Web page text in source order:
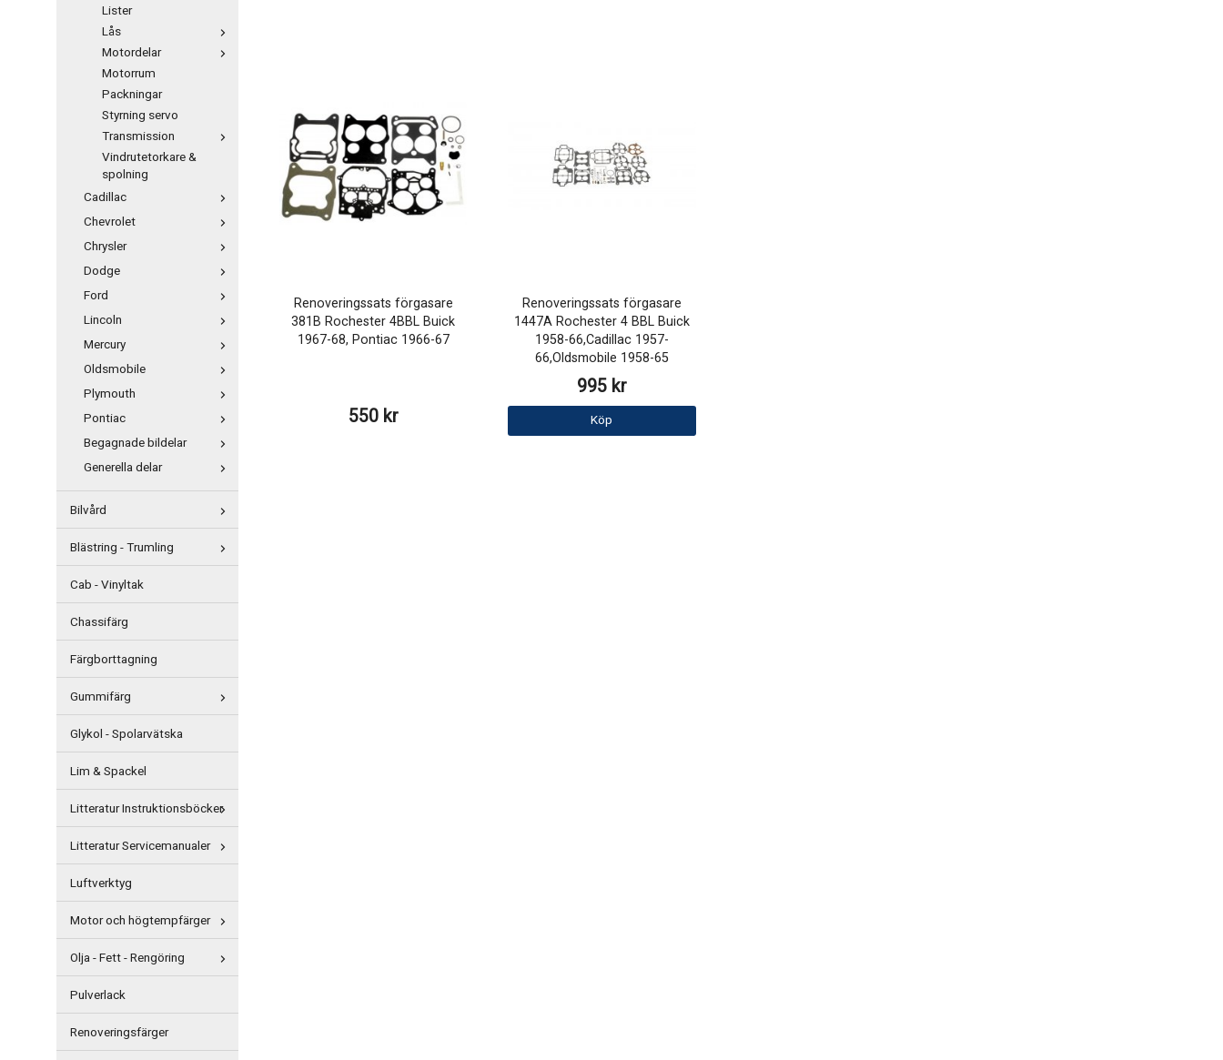
Lister
Lås
Motordelar
Motorrum
Packningar
Styrning servo
Transmission
Vindrutetorkare &
spolning
Cadillac
Chevrolet
Chrysler
Dodge
Ford
Lincoln
Mercury
Oldsmobile
Plymouth
Pontiac
Begagnade bildelar
Generella delar
Bilvård
Blästring - Trumling
Cab - Vinyltak
Chassifärg
Färgborttagning
Gummifärg
Glykol - Spolarvätska
Lim & Spackel
Litteratur Instruktionsböcker
Litteratur Servicemanualer
Luftverktyg
Motor och högtempfärger
Olja - Fett - Rengöring
Pulverlack
Renoveringsfärger
Renoveringssats förgasare
381B Rochester 4BBL Buick
1967-68, Pontiac 1966-67
550 kr
Renoveringssats förgasare
1447A Rochester 4 BBL Buick
1958-66,Cadillac 1957-
66,Oldsmobile 1958-65
995 kr
Köp